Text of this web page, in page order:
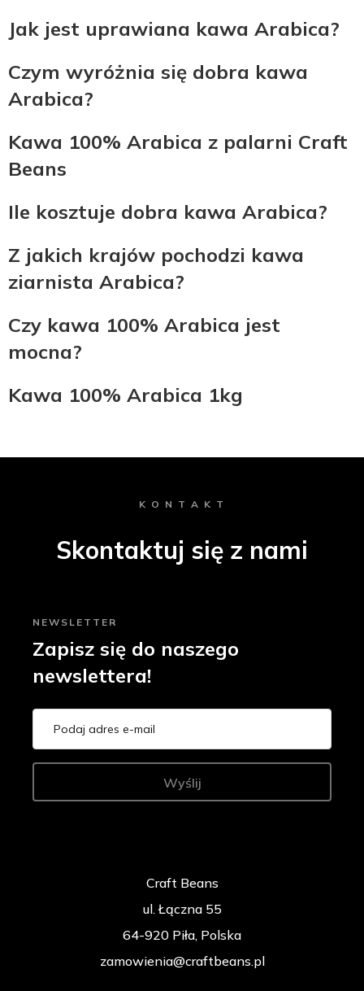
Jak jest uprawiana kawa Arabica?
Czym wyróżnia się dobra kawa
Arabica?
Kawa 100% Arabica z palarni Craft
Beans
Ile kosztuje dobra kawa Arabica?
Z jakich krajów pochodzi kawa
ziarnista Arabica?
Czy kawa 100% Arabica jest
mocna?
Kawa 100% Arabica 1kg
K O N T A K T
Skontaktuj się z nami
NEWSLETTER
Zapisz się do naszego
newslettera!
Wyślij
Craft Beans
ul. Łączna 55
64-920 Piła, Polska
zamowienia@craftbeans.pl